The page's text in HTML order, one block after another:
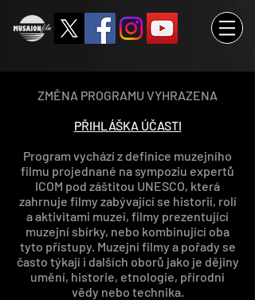
ZMĚNA PROGRAMU VYHRAZENA
PŘIHLÁŠKA ÚČASTI
Program vychází z definice muzejního
filmu projednané na sympoziu expertů
ICOM pod záštitou UNESCO, která
zahrnuje filmy zabývající se historií, rolí
a aktivitami muzeí, filmy prezentující
muzejní sbírky, nebo kombinující oba
tyto přístupy. Muzejní filmy a pořady se
často týkají i dalších oborů jako je dějiny
umění, historie, etnologie, přírodní
vědy nebo technika.